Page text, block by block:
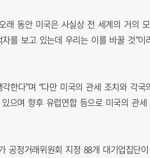
래 동안 미국은 사실상 전 세계의 거의
를 보고 있는데 우리는 이를 바꿀 것”이
한다”며 “다만 미국의 관세 조치와 각국
으며 향후 유럽연합 등으로 미국의 관세
공정거래위원회 지정 88개 대기업집단이